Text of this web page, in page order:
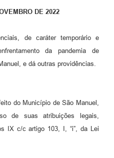
DE 2022
de caráter temporário e
da pandemia de
e dá outras providências.
do Município de São Manuel,
de suas atribuições legais,
IX c/c artigo 103, I, “i”, da Lei